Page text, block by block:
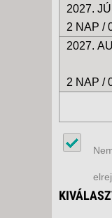
2027.
2 NAP /
2027.
2 NAP /